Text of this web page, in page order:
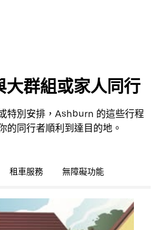
大群組或家人同行
特別安排，Ashburn 的這些行程
的同行者順利到達目的地。
租車服務 無障礙功能